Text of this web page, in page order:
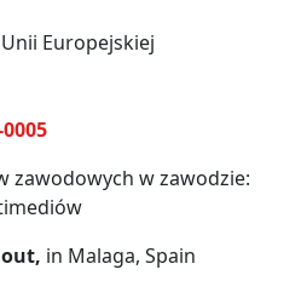
Europejskiej
zawodowych w zawodzie:
in Malaga, Spain